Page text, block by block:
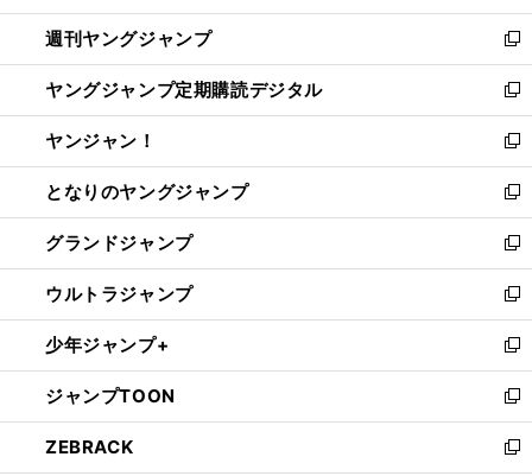
開
く
ウ
で
開
く
ン
ド
ウ
で
開
く
ウ
ィ
ン
ド
ウ
で
開
く
週刊ヤングジャンプ
新
し
い
ウ
ィ
ン
ド
ウ
で
開
く
ヤングジャンプ定期購読デジタル
新
し
い
ウ
ィ
ン
ド
ウ
で
開
く
ヤンジャン！
新
し
い
ウ
ィ
ン
ド
ウ
で
開
く
となりのヤングジャンプ
新
し
い
ウ
ィ
ン
ド
ウ
で
開
く
グランドジャンプ
新
し
い
ウ
ィ
ン
ド
ウ
で
ウルトラジャンプ
新
し
い
ウ
ィ
ン
ド
少年ジャンプ+
新
し
い
ウ
ィ
ジャンプTOON
新
し
い
ZEBRACK
新